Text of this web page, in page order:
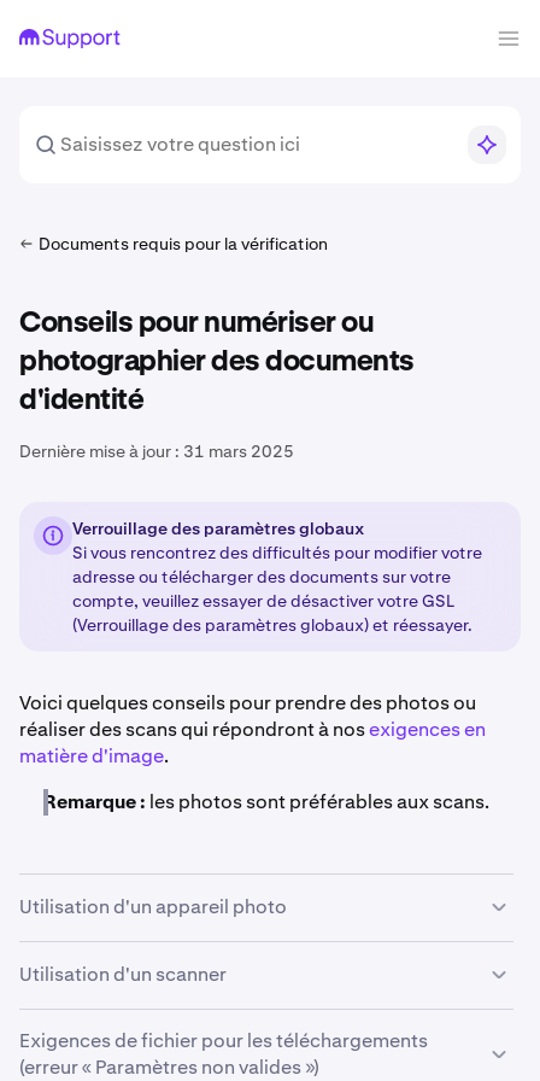
Documents requis pour la vérification
Conseils pour numériser ou
photographier des documents
d'identité
Dernière mise à jour : 31 mars 2025
Verrouillage des paramètres globaux
Si vous rencontrez des difficultés pour modifier votre
adresse ou télécharger des documents sur votre
compte, veuillez essayer de désactiver votre GSL
(Verrouillage des paramètres globaux) et réessayer.
Voici quelques conseils pour prendre des photos ou
réaliser des scans qui répondront à nosexigences en
matière d'image.
Remarque : les photos sont préférables aux scans.
Utilisation d'un appareil photo
Si vous utilisez un
1 Placez la pièce d'identité sur une surface sombre.
Utilisation d'un scanner
Si vous utilisez un scanner pour créer un scan
Exigences de fichier pour les téléchargements
(erreur « Paramètres non valides »)